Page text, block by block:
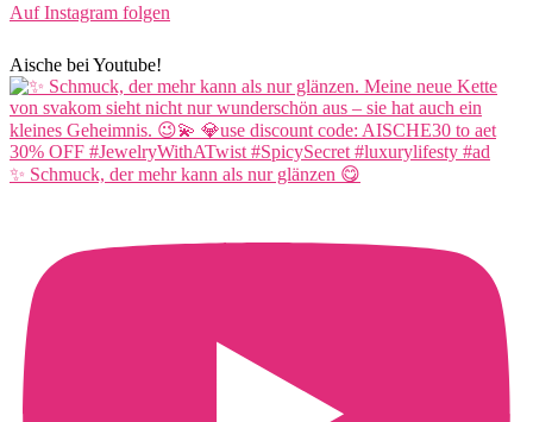
Auf Instagram folgen
Aische bei Youtube!
✨ Schmuck, der mehr kann als nur glänzen 😋